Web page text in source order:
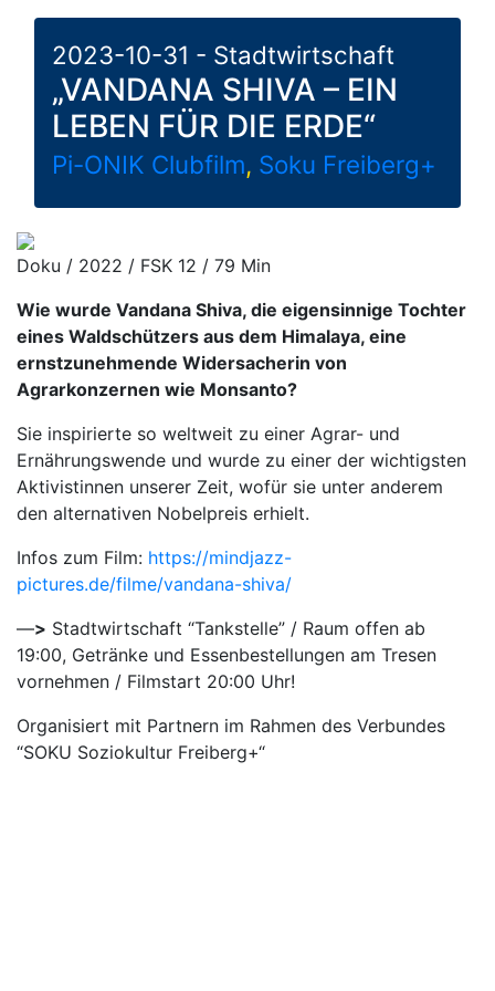
2023-10-31 - Stadtwirtschaft
„VANDANA SHIVA – EIN
LEBEN FÜR DIE ERDE“
Pi-ONIK Clubfilm, Soku Freiberg+
Doku / 2022 / FSK 12 / 79 Min
Wie wurde Vandana Shiva, die eigensinnige Tochter
eines Waldschützers aus dem Himalaya, eine
ernstzunehmende Widersacherin von
Agrarkonzernen wie Monsanto?
Sie inspirierte so weltweit zu einer Agrar- und
Ernährungswende und wurde zu einer der wichtigsten
Aktivistinnen unserer Zeit, wofür sie unter anderem
den alternativen Nobelpreis erhielt.
Infos zum Film: https://mindjazz-
pictures.de/filme/vandana-shiva/
—> Stadtwirtschaft “Tankstelle” / Raum offen ab
19:00, Getränke und Essenbestellungen am Tresen
vornehmen / Filmstart 20:00 Uhr!
Organisiert mit Partnern im Rahmen des Verbundes
“SOKU Soziokultur Freiberg+“